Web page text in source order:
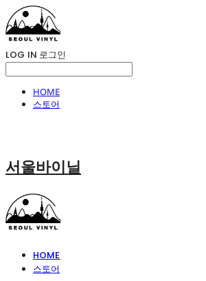
LOG IN 로그인
HOME
스토어
서울바이닐
HOME
스토어